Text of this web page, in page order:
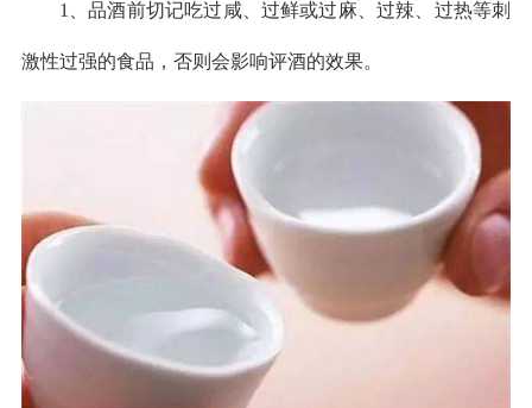
1、品酒前切记吃过咸、过鲜或过麻、过辣、过热等刺
激性过强的食品，否则会影响评酒的效果。